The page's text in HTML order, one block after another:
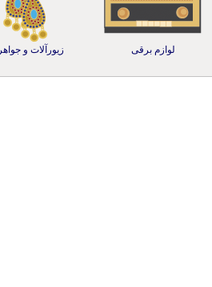
لوازم برقی زیورآلات و